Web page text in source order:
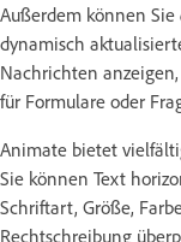
Außerdem können Sie
dynamisch
Nachrichten
für Formulare oder
Animate bietet
Sie können Text
Schriftart, Größe,
Rechtschreibung